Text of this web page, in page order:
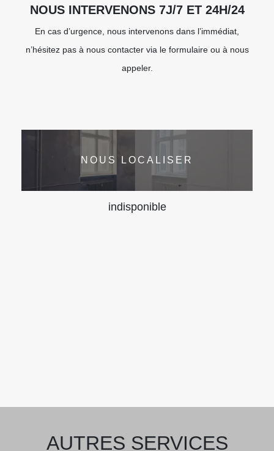
NOUS INTERVENONS 7J/7 ET 24H/24
En cas d’urgence, nous intervenons dans l’immédiat,
n’hésitez pas à nous contacter via le formulaire ou à nous
appeler.
NOUS LOCALISER
indisponible
AUTRES SERVICES